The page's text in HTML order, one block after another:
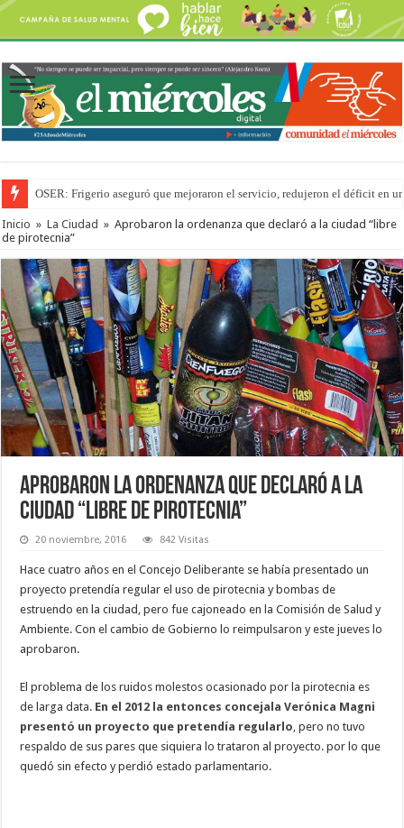
OSER: Frigerio aseguró que mejoraron el servicio, redujeron el déficit en
Inicio » La Ciudad » Aprobaron la ordenanza que declaró a la ciudad “libre
de pirotecnia”
Aprobaron la ordenanza que declaró a la
ciudad “libre de pirotecnia”
20 noviembre, 2016 842 Visitas
Hace cuatro años en el Concejo Deliberante se había presentado un
proyecto pretendía regular el uso de pirotecnia y bombas de
estruendo en la ciudad, pero fue cajoneado en la Comisión de Salud y
Ambiente. Con el cambio de Gobierno lo reimpulsaron y este jueves lo
aprobaron.
El problema de los ruidos molestos ocasionado por la pirotecnia es
de larga data. En el 2012 la entonces concejala Verónica Magni
presentó un proyecto que pretendía regularlo, pero no tuvo
respaldo de sus pares que siquiera lo trataron al proyecto. por lo que
quedó sin efecto y perdió estado parlamentario.